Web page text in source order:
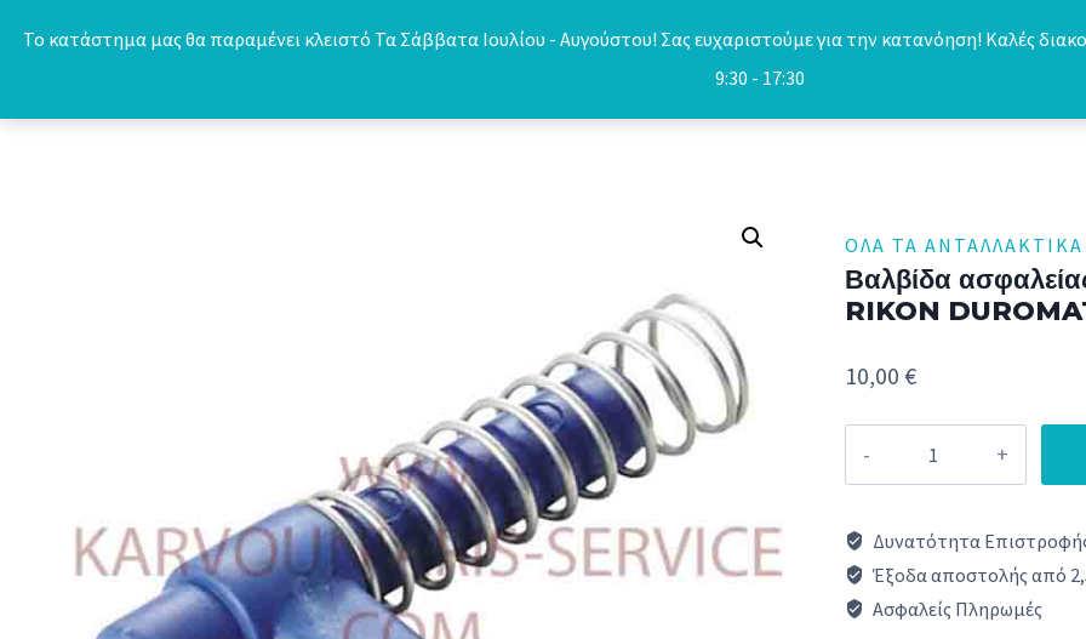
Το κατάστημα μας θα παραμένει κλειστό Τα Σάββατα Ιουλίου - Αυγούστου! Σας ευχαριστούμε για την κατανόηση! Καλές
9:30 - 17:30
ΌΛΑ ΤΑ ΑΝΤΑΛΛΑΚΤΙΚΆ
Βαλβίδα
RIKON
10,00€
ασφαλείας
με
ελατήριο
Δυνατότητα
Έξοδα αποστολής από
Ασφαλείς Πληρωμές